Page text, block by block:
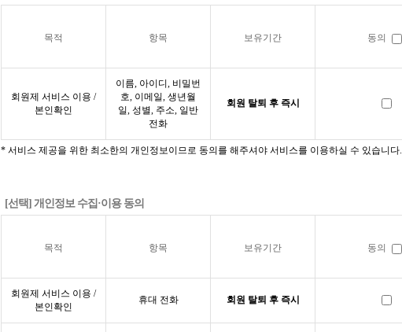
목적 항목 보유기간 동의
회원제 서비스 이용 /
본인확인
이름, 아이디, 비밀번
호, 이메일, 생년월
일, 성별, 주소, 일반
전화
회원 탈퇴 후 즉시
* 서비스 제공을 위한 최소한의 개인정보이므로 동의를 해주셔야 서비스를 이용하실 수 있습니다.
[선택] 개인정보 수집·이용 동의
목적 항목 보유기간 동의
회원제 서비스 이용 /
본인확인
휴대 전화 회원 탈퇴 후 즉시